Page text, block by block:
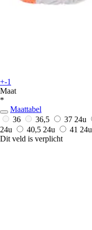
+-1
Maat
*
Maattabel
36
36,5 37 24u
24u
40,5 24u 41 24u
Dit veld is verplicht